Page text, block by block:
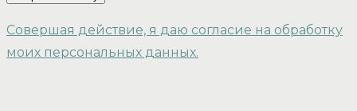
Совершая действие, я даю согласие на обработку
моих персональных данных.